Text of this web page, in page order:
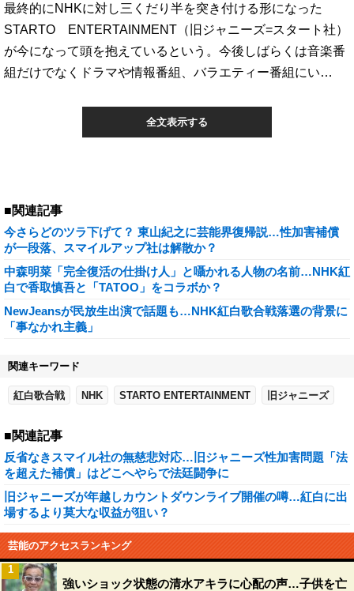
最終的にNHKに対し三くだり半を突き付ける形になった
STARTO ENTERTAINMENT（旧ジャニーズ=スタート社）
が今になって頭を抱えているという。今後しばらくは音楽番
組だけでなくドラマや情報番組、バラエティー番組にい…
全文表示する
■関連記事
今さらどのツラ下げて？ 東山紀之に芸能界復帰説…性加害補償
が一段落、スマイルアップ社は解散か？
中森明菜「完全復活の仕掛け人」と囁かれる人物の名前…NHK紅
白で香取慎吾と「TATOO」をコラボか？
NewJeansが民放生出演で話題も…NHK紅白歌合戦落選の背景に
「事なかれ主義」
関連キーワード
紅白歌合戦 NHK STARTO ENTERTAINMENT 旧ジャニーズ
■関連記事
反省なきスマイル社の無慈悲対応…旧ジャニーズ性加害問題「法
を超えた補償」はどこへやらで法廷闘争に
旧ジャニーズが年越しカウントダウンライブ開催の噂…紅白に出
場するより莫大な収益が狙い？
芸能のアクセスランキング
強いショック状態の清水アキラに心配の声…子供を亡
1